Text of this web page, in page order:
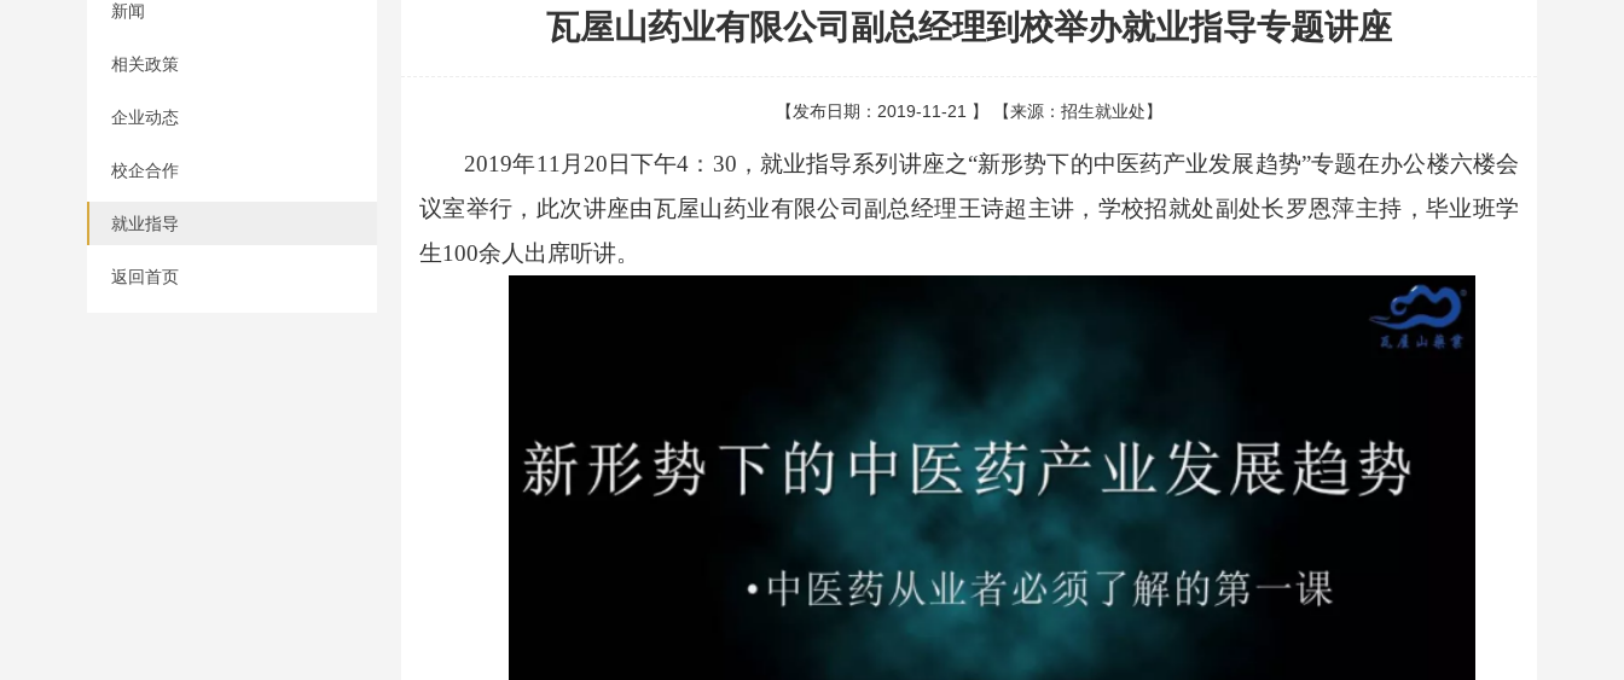
新闻
相关政策
企业动态
校企合作
就业指导
返回首页
瓦屋山药业有限公司副总经理到校举办就业指导专题讲座
【发布日期：2019-11-21 】 【来源：招生就业处】
2019年11月20日下午4：30，就业指导系列讲座之“新形势下的中医药产业发展趋势”专题在办公楼六楼会
议室举行，此次讲座由瓦屋山药业有限公司副总经理王诗超主讲，学校招就处副处长罗恩萍主持，毕业班学
生100余人出席听讲。